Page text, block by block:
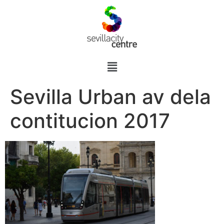
Sevilla Urban av dela
contitucion 2017